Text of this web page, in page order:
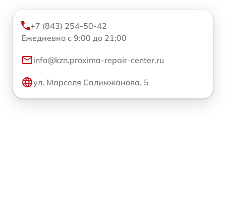
+7 (843) 254-50-42
Ежедневно с 9:00 до 21:00
info@kzn.proxima-repair-center.ru
ул. Марселя Салимжанова, 5